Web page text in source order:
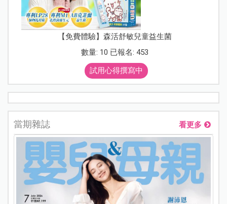
【免費體驗】森活舒敏兒童益生菌
數量: 10 已報名: 453
試用心得撰寫中
當期雜誌 看更多